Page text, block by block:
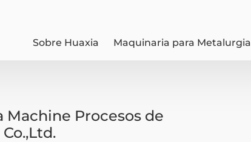
Sobre Huaxia Maquinaria para Metalurgia
Machine Procesos de